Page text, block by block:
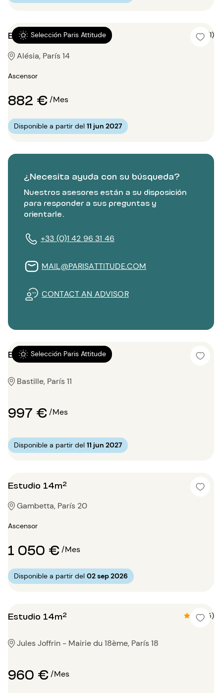
¿Necesita ayuda con su búsqueda?
Nuestros asesores están a su disposición
para responder a sus preguntas y
orientarle.
+33 (0)1 42 96 31 46
MAIL@PARISATTITUDE.COM
CONTACT AN ADVISOR
Selección Paris Attitude
Estudio 12m² 5 (1)
Alésia, París 14
Ascensor
882 €/Mes
Disponible a partir del 11 jun 2027
Selección Paris Attitude
Estudio 14m²
Bastille, París 11
997 €/Mes
Disponible a partir del 11 jun 2027
Estudio 14m²
Gambetta, París 20
Ascensor
1 050 €/Mes
Disponible a partir del 02 sep 2026
Estudio 14m² 4.6 (5)
Jules Joffrin - Mairie du 18ème, París 18
960 €/Mes